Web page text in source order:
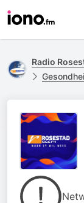
Radio